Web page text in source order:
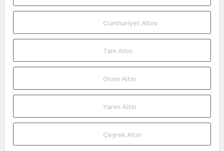
Cumhuriyet Altını
Tam Altın
Gram Altın
Yarım Altın
Çeyrek Altın